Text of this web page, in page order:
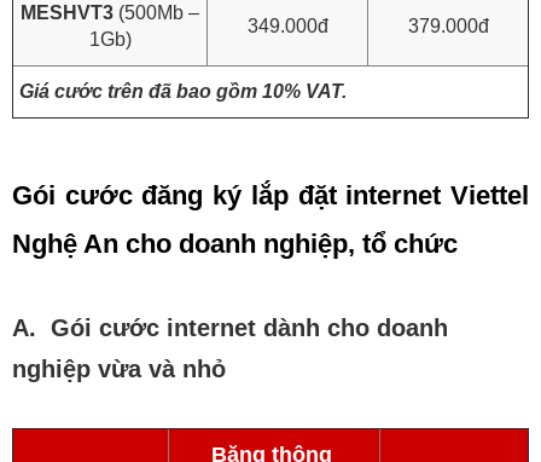
MESHVT3 (500Mb –
1Gb)
349.000đ 379.000đ
Giá cước trên đã bao gồm 10% VAT.
Gói cước đăng ký lắp đặt internet Viettel
Nghệ An cho doanh nghiệp, tổ chức
A. Gói cước internet dành cho doanh
nghiệp vừa và nhỏ
Băng thông